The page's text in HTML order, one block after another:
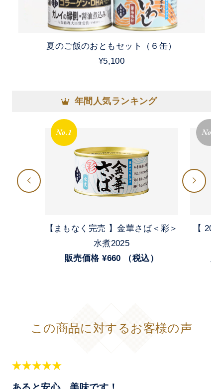
夏のご飯のおともセット（６缶）
¥5,100
年間人気ランキング
No.1
【まもなく完売 】金華さば＜彩＞
水煮2025
販売価格 ¥660 （税込）
No.2
【
この商品に対するお客様の声